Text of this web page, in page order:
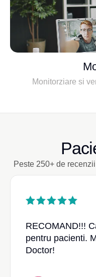
Monitorziare si
Peste 250+ de
RECOMAND!!!
pentru pacienti.
Doctor!